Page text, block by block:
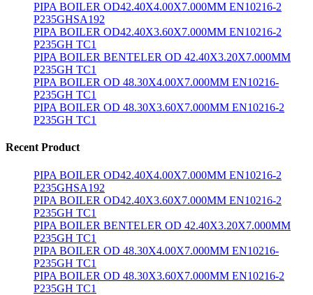
PIPA BOILER OD42.40X4.00X7.000MM EN10216-2
P235GHSA192
PIPA BOILER OD42.40X3.60X7.000MM EN10216-2
P235GH TC1
PIPA BOILER BENTELER OD 42.40X3.20X7.000MM
P235GH TC1
PIPA BOILER OD 48.30X4.00X7.000MM EN10216-
P235GH TC1
PIPA BOILER OD 48.30X3.60X7.000MM EN10216-2
P235GH TC1
Recent Product
PIPA BOILER OD42.40X4.00X7.000MM EN10216-2
P235GHSA192
PIPA BOILER OD42.40X3.60X7.000MM EN10216-2
P235GH TC1
PIPA BOILER BENTELER OD 42.40X3.20X7.000MM
P235GH TC1
PIPA BOILER OD 48.30X4.00X7.000MM EN10216-
P235GH TC1
PIPA BOILER OD 48.30X3.60X7.000MM EN10216-2
P235GH TC1